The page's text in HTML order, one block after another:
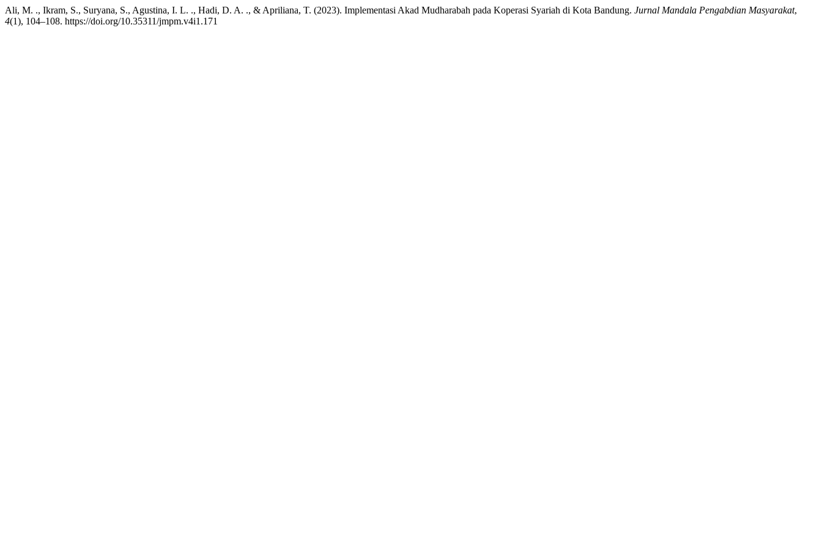
Ali, M. ., Ikram, S., Suryana, S., Agustina, I. L. ., Hadi, D. A. ., & Apriliana, T. (2023). Implementasi Akad Mudharabah pada Koperasi Syariah di Kota Bandung. Jurnal Mandala Pengabdian Masyarakat,
4(1), 104–108. https://doi.org/10.35311/jmpm.v4i1.171